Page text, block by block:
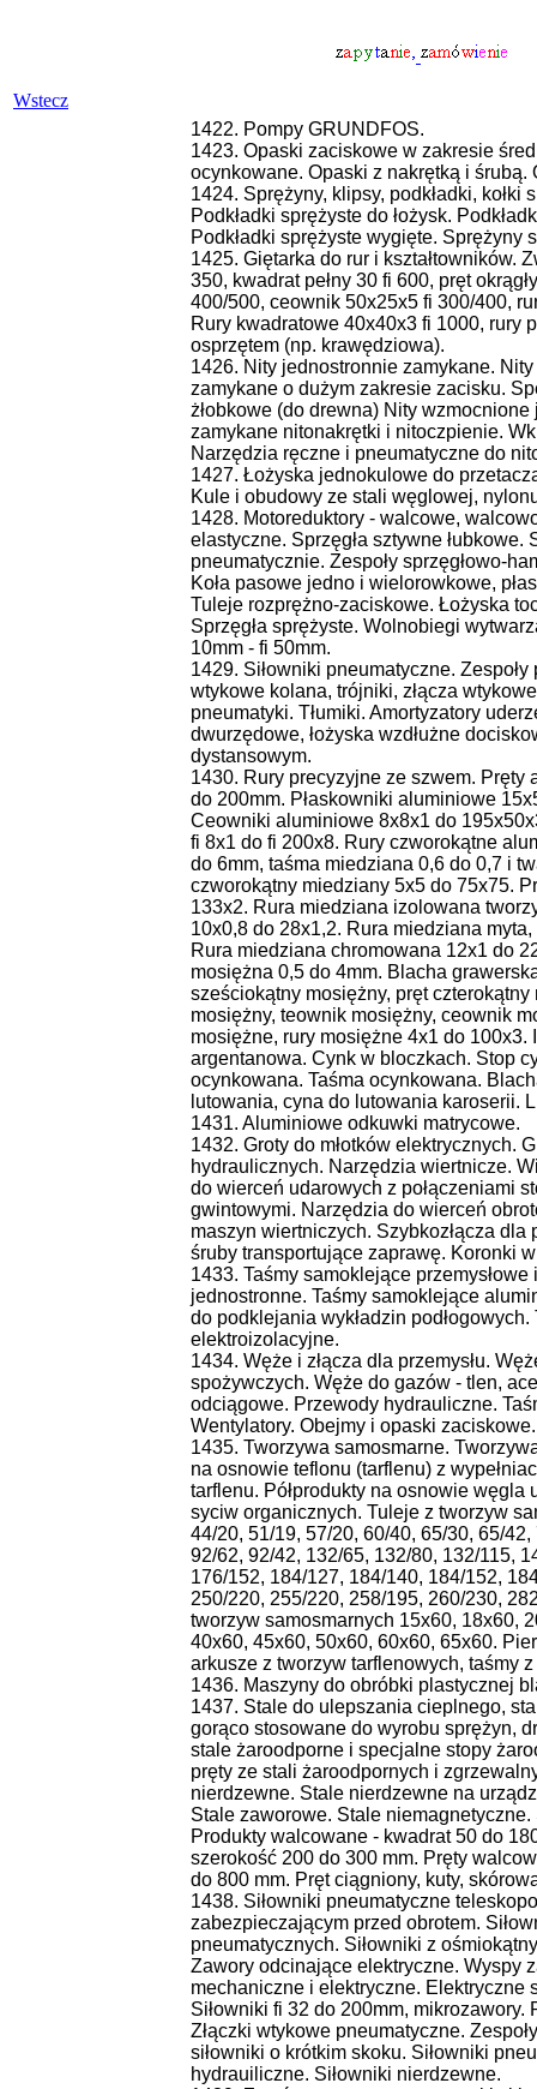
Wstecz
1422. Pompy GRUNDFOS.
1423. Opaski zaciskowe w zakresie
ocynkowane. Opaski z nakrętką i
1424. Sprężyny, klipsy, podkładki,
Podkładki sprężyste do łożysk.
Podkładki sprężyste wygięte. Sprężyny
1425. Giętarka do rur i kształtowników.
350, kwadrat pełny 30 fi 600, pręt
400/500, ceownik 50x25x5 fi 300/400,
Rury kwadratowe 40x40x3 fi 1000, rury
osprzętem (np. krawędziowa).
1426. Nity jednostronnie zamykane.
zamykane o dużym zakresie zacisku.
żłobkowe (do drewna) Nity
zamykane nitonakrętki i nitoczpienie.
Narzędzia ręczne i pneumatyczne do
1427. Łożyska jednokulowe do
Kule i obudowy ze stali węglowej,
1428. Motoreduktory - walcowe,
elastyczne. Sprzęgła sztywne
pneumatycznie. Zespoły sprzęgłowo-
Koła pasowe jedno i wielorowkowe,
Tuleje rozprężno-zaciskowe. Łożyska
Sprzęgła sprężyste. Wolnobiegi
10mm - fi 50mm.
1429. Siłowniki pneumatyczne.
wtykowe kolana, trójniki, złącza
pneumatyki. Tłumiki. Amortyzatory
dwurzędowe, łożyska wzdłużne
dystansowym.
1430. Rury precyzyjne ze szwem.
do 200mm. Płaskowniki aluminiowe
Ceowniki aluminiowe 8x8x1 do
fi 8x1 do fi 200x8. Rury czworokątne
do 6mm, taśma miedziana 0,6 do 0,7 i
czworokątny miedziany 5x5 do 75x75.
133x2. Rura miedziana izolowana
10x0,8 do 28x1,2. Rura miedziana
Rura miedziana chromowana 12x1 do
mosiężna 0,5 do 4mm. Blacha
sześciokątny mosiężny, pręt
mosiężny, teownik mosiężny, ceownik
mosiężne, rury mosiężne 4x1 do
argentanowa. Cynk w bloczkach. Stop
ocynkowana. Taśma ocynkowana.
lutowania, cyna do lutowania karoserii.
1431. Aluminiowe odkuwki matrycowe.
1432. Groty do młotków elektrycznych.
hydraulicznych. Narzędzia wiertnicze.
do wierceń udarowych z połączeniami
gwintowymi. Narzędzia do wierceń
maszyn wiertniczych. Szybkozłącza
śruby transportujące zaprawę. Koronki
1433. Taśmy samoklejące
jednostronne. Taśmy samoklejące
do podklejania wykładzin
elektroizolacyjne.
1434. Węże i złącza dla przemysłu.
spożywczych. Węże do gazów - tlen,
odciągowe. Przewody hydrauliczne.
Wentylatory. Obejmy i opaski zaciskowe.
1435. Tworzywa samosmarne.
na osnowie teflonu (tarflenu) z
tarflenu. Półprodukty na osnowie
syciw organicznych. Tuleje z tworzyw
44/20, 51/19, 57/20, 60/40, 65/30, 65/
92/62, 92/42, 132/65, 132/80, 132/115,
176/152, 184/127, 184/140, 184/152,
250/220, 255/220, 258/195, 260/230,
tworzyw samosmarnych 15x60, 18x60,
40x60, 45x60, 50x60, 60x60, 65x60.
arkusze z tworzyw tarflenowych, taśmy
1436. Maszyny do obróbki plastycznej
1437. Stale do ulepszania cieplnego,
gorąco stosowane do wyrobu sprężyn,
stale żaroodporne i specjalne stopy
pręty ze stali żaroodpornych i
nierdzewne. Stale nierdzewne na
Stale zaworowe. Stale
Produkty walcowane - kwadrat 50 do
szerokość 200 do 300 mm. Pręty
do 800 mm. Pręt ciągniony, kuty,
1438. Siłowniki pneumatyczne
zabezpieczającym przed obrotem.
pneumatycznych. Siłowniki z
Zawory odcinające elektryczne. Wyspy
mechaniczne i elektryczne. Elektryczne
Siłowniki fi 32 do 200mm,
Złączki wtykowe pneumatyczne.
siłowniki o krótkim skoku. Siłowniki
hydrauiliczne. Siłowniki nierdzewne.